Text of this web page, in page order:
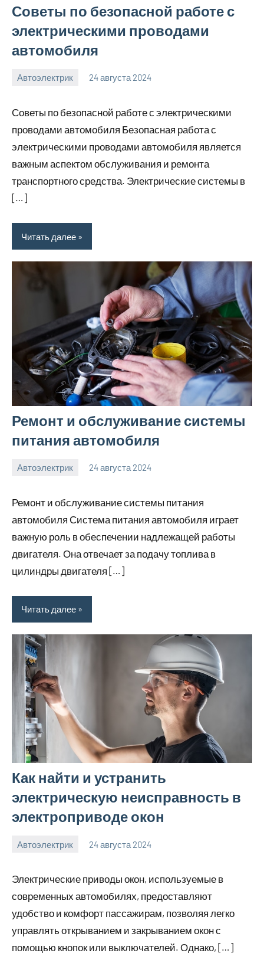
Советы по безопасной работе с
электрическими проводами
автомобиля
Автоэлектрик 24 августа 2024
Советы по безопасной работе с электрическими
проводами автомобиля Безопасная работа с
электрическими проводами автомобиля является
важным аспектом обслуживания и ремонта
транспортного средства. Электрические системы в
[…]
Читать далее
Ремонт и обслуживание системы
питания автомобиля
Автоэлектрик 24 августа 2024
Ремонт и обслуживание системы питания
автомобиля Система питания автомобиля играет
важную роль в обеспечении надлежащей работы
двигателя. Она отвечает за подачу топлива в
цилиндры двигателя […]
Читать далее
Как найти и устранить
электрическую неисправность в
электроприводе окон
Автоэлектрик 24 августа 2024
Электрические приводы окон, используемые в
современных автомобилях, предоставляют
удобство и комфорт пассажирам, позволяя легко
управлять открыванием и закрыванием окон с
помощью кнопок или выключателей. Однако, […]